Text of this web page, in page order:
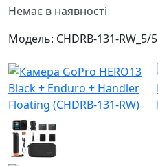
Немає в наявності
Модель: CHDRB-131-RW_ 5/5